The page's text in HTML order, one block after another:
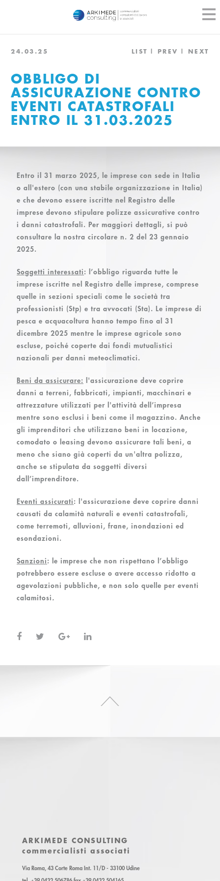
24.03.25
OBBLIGO DI
ASSICURAZIONE CONTRO
EVENTI CATASTROFALI
ENTRO IL 31.03.2025
LIST PREV NEXT
Entro il 31 marzo 2025, le imprese con sede in Italia
o all'estero (con una stabile organizzazione in Italia)
e che devono essere iscritte nel Registro delle
imprese devono stipulare polizze assicurative contro
i danni catastrofali. Per maggiori dettagli, si può
consultare la nostra circolare n. 2 del 23 gennaio
2025.
Soggetti interessati: l’obbligo riguarda tutte le
imprese iscritte nel Registro delle imprese, comprese
quelle in sezioni speciali come le società tra
professionisti (Stp) e tra avvocati (Sta). Le imprese di
pesca e acquacoltura hanno tempo fino al 31
dicembre 2025 mentre le imprese agricole sono
escluse, poiché coperte dai fondi mutualistici
nazionali per danni meteoclimatici.
Beni da assicurare: l'assicurazione deve coprire
danni a terreni, fabbricati, impianti, macchinari e
attrezzature utilizzati per l'attività dell’impresa
mentre sono esclusi i beni come il magazzino. Anche
gli imprenditori che utilizzano beni in locazione,
comodato o leasing devono assicurare tali beni, a
meno che siano già coperti da un'altra polizza,
anche se stipulata da soggetti diversi
dall’imprenditore.
Eventi assicurati: l'assicurazione deve coprire danni
causati da calamità naturali e eventi catastrofali,
come terremoti, alluvioni, frane, inondazioni ed
esondazioni.
Sanzioni: le imprese che non rispettano l’obbligo
potrebbero essere escluse o avere accesso ridotto a
agevolazioni pubbliche, e non solo quelle per eventi
calamitosi.
ARKIMEDE CONSULTING
commercialisti associati
Via Roma, 43 Corte Roma Int. 11/D - 33100 Udine